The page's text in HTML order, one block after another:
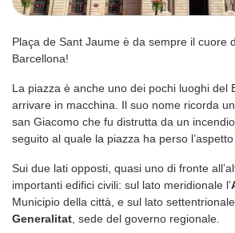
Plaça de Sant Jaume è da sempre il cuore
Barcellona!
La piazza è anche uno dei pochi luoghi del
arrivare in macchina. Il suo nome ricorda
san Giacomo che fu distrutta da un incendio
seguito al quale la piazza ha perso l’aspetto
Sui due lati opposti, quasi uno di fronte
importanti edifici civili: sul lato meridionale l’
Municipio della città, e sul lato
Generalitat , sede del governo regionale.